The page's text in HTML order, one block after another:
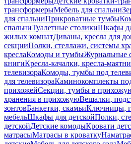
трансформерыМебель для спальни
для спальниПрикроватные тумбы
спальниТуалетные столикиШкафы
жилых комнатДиваны, кресла для
секцииПолки, стеллажи, системы
креслаКомоды и тумбыЖурнальные
книгиКресла-качалки, кресла-
телевизораКомоды, тумбы под
для телевизораКаминокомплекты
прихожейСекции, тумбы в
хранения в прихожуюВешалки,
зонтовБанкетки, скамьиКлючницы,
мебельШкафы для детскойПолки,
детскойДетские комодыКровати
матрасыМатрасы в кроватку